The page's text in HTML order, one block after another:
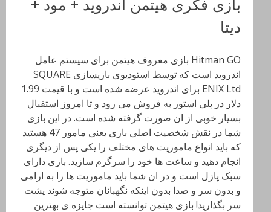
بازی فکری هیتمن اندروید + مود +
دیتا
Hitman GO بازی معروف هیتمن برای سیستم عامل
اندروید است که توسط استودیوی بازیسازی SQUARE
ENIX Ltd برای اندروید عرضه شده است و با قیمت 1.99
دلار در پلی استور به فروش می رود و تا امروز استقبال
بسیار خوبی از ان صورت گرفته شده است. در این بازی
شما در نقش شخصیت اصلی بازی یعنی مامور 47 هستید
که باید انواع ماموریت های مختلف را یکی پس از دیگری
انجام دهید و ساعت ها خود را سرگرم سازید. بازی دارای
سبک پازل است و در ان شما باید ماموریت ها را به ارامی
و بدون سر و صدا بدون اینکه نگهبانان متوجه شوند پشت
سر بگذارید! بازی هیتمن توانسته است جایزه ی بهترین